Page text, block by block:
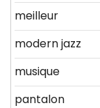
meilleur
modern jazz
musique
pantalon